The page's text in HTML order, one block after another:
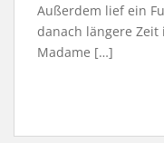
Außerdem lief ein
danach längere Zeit
Madame […]